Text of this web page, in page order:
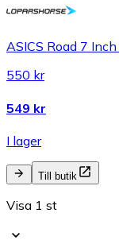
ASICS Road 7
550 kr
549 kr
I lager
Till butik
Visa 1 st